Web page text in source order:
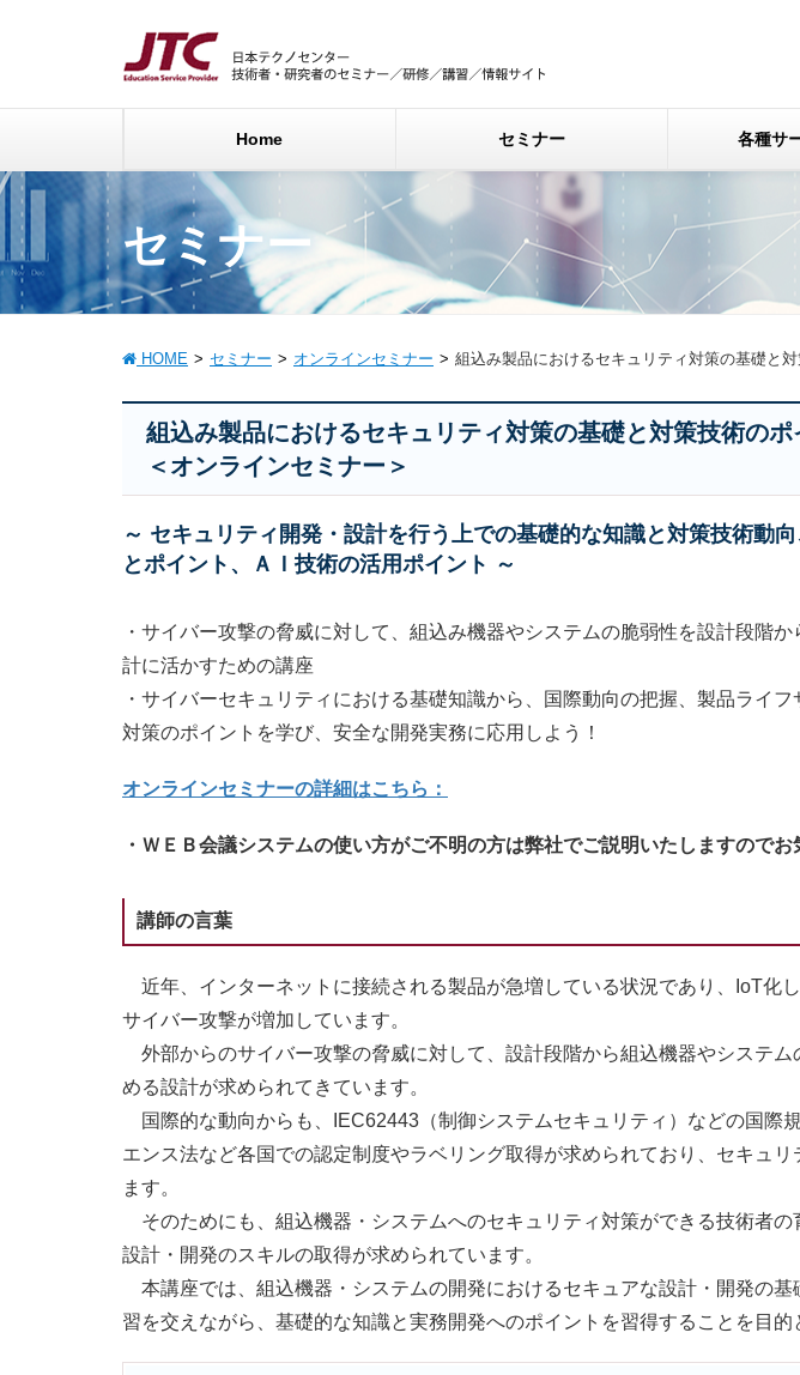
Home セミナー 各種サ
セミナー
HOME セミナー オンラインセミナー 組込み製品におけるセキュリティ対策の基礎と
組込み製品におけるセキュリティ対策の基礎と対策技術の
＜オンラインセミナー＞
～ セキュリティ開発・設計を行う上での基礎的な知識と対策技術動
とポイント、ＡＩ技術の活用ポイント ～
・サイバー攻撃の脅威に対して、組込み機器やシステムの脆弱性を設計段階
計に活かすための講座
・サイバーセキュリティにおける基礎知識から、国際動向の把握、製品ライ
対策のポイントを学び、安全な開発実務に応用しよう！
オンラインセミナーの詳細はこちら：
・ＷＥＢ会議システムの使い方がご不明の方は弊社でご説明いたしますのでお
講師の言葉
近年、インターネットに接続される製品が急増している状況であり、IoT化
サイバー攻撃が増加しています。
外部からのサイバー攻撃の脅威に対して、設計段階から組込機器やシステム
める設計が求められてきています。
国際的な動向からも、IEC62443（制御システムセキュリティ）などの国際
エンス法など各国での認定制度やラベリング取得が求められており、セキュ
ます。
そのためにも、組込機器・システムへのセキュリティ対策ができる技術者の
設計・開発のスキルの取得が求められています。
本講座では、組込機器・システムの開発におけるセキュアな設計・開発の基
習を交えながら、基礎的な知識と実務開発へのポイントを習得することを目的